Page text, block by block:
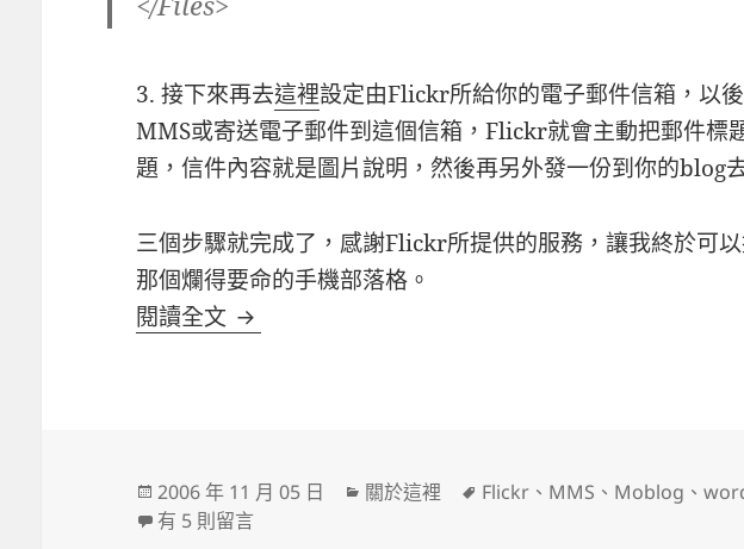
3. 接下來再去這裡設定由Flickr所給你的電子郵件信箱，以
MMS或寄送電子郵件到這個信箱，Flickr就會主動把郵件標
題，信件內容就是圖片說明，然後再另外發一份到你的blog
三個步驟就完成了，感謝Flickr所提供的服務，讓我終於可
那個爛得要命的手機部落格。
閱讀全文 [WP] 手機MMS+Flickr=Moblog
發
佈
2006 年 11 月 05 日
分
關於這裡
標
Flickr 、 MMS 、 Moblog 、
在〈[WP] 手機MMS+Flickr=Moblog〉中
有 5 則留言